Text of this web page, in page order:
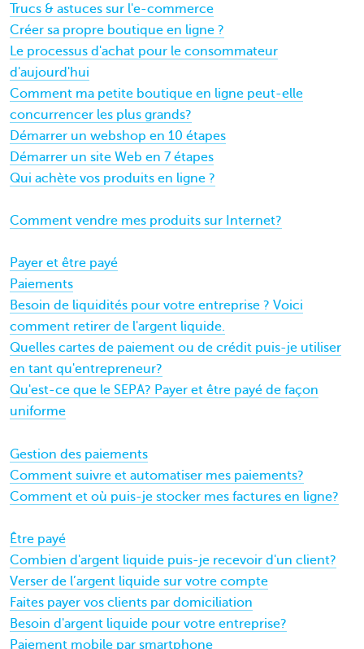
Trucs & astuces sur l'e-commerce
Créer sa propre boutique en ligne ?
Le processus d'achat pour le consommateur
d'aujourd'hui
Comment ma petite boutique en ligne peut-elle
concurrencer les plus grands?
Démarrer un webshop en 10 étapes
Démarrer un site Web en 7 étapes
Qui achète vos produits en ligne ?
Comment vendre mes produits sur Internet?
Payer et être payé
Paiements
Besoin de liquidités pour votre entreprise ? Voici
comment retirer de l'argent liquide.
Quelles cartes de paiement ou de crédit puis-je utiliser
en tant qu'entrepreneur?
Qu'est-ce que le SEPA? Payer et être payé de façon
uniforme
Gestion des paiements
Comment suivre et automatiser mes paiements?
Comment et où puis-je stocker mes factures en ligne?
Être payé
Combien d'argent liquide puis-je recevoir d'un client?
Verser de l’argent liquide sur votre compte
Faites payer vos clients par domiciliation
Besoin d'argent liquide pour votre entreprise?
Paiement mobile par smartphone